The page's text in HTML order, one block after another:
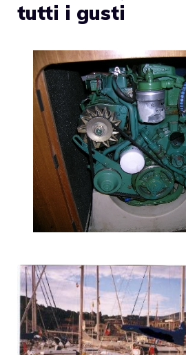
tutti i gusti